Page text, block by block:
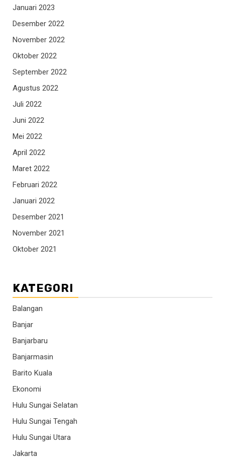
Januari 2023
Desember 2022
November 2022
Oktober 2022
September 2022
Agustus 2022
Juli 2022
Juni 2022
Mei 2022
April 2022
Maret 2022
Februari 2022
Januari 2022
Desember 2021
November 2021
Oktober 2021
KATEGORI
Balangan
Banjar
Banjarbaru
Banjarmasin
Barito Kuala
Ekonomi
Hulu Sungai Selatan
Hulu Sungai Tengah
Hulu Sungai Utara
Jakarta